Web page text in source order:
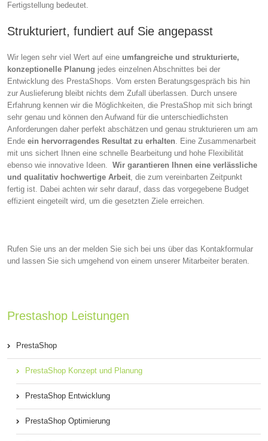
Fertigstellung bedeutet.
Strukturiert, fundiert auf Sie angepasst
Wir legen sehr viel Wert auf eine umfangreiche und strukturierte,
konzeptionelle Planung jedes einzelnen Abschnittes bei der
Entwicklung des PrestaShops. Vom ersten Beratungsgespräch bis hin
zur Auslieferung bleibt nichts dem Zufall überlassen. Durch unsere
Erfahrung kennen wir die Möglichkeiten, die PrestaShop mit sich bringt
sehr genau und können den Aufwand für die unterschiedlichsten
Anforderungen daher perfekt abschätzen und genau strukturieren um am
Ende ein hervorragendes Resultat zu erhalten. Eine Zusammenarbeit
mit uns sichert Ihnen eine schnelle Bearbeitung und hohe Flexibilität
ebenso wie innovative Ideen. Wir garantieren Ihnen eine verlässliche
und qualitativ hochwertige Arbeit, die zum vereinbarten Zeitpunkt
fertig ist. Dabei achten wir sehr darauf, dass das vorgegebene Budget
effizient eingeteilt wird, um die gesetzten Ziele erreichen.
Rufen Sie uns an der melden Sie sich bei uns über das Kontakformular
und lassen Sie sich umgehend von einem unserer Mitarbeiter beraten.
Prestashop Leistungen
PrestaShop
PrestaShop Konzept und Planung
PrestaShop Entwicklung
PrestaShop Optimierung